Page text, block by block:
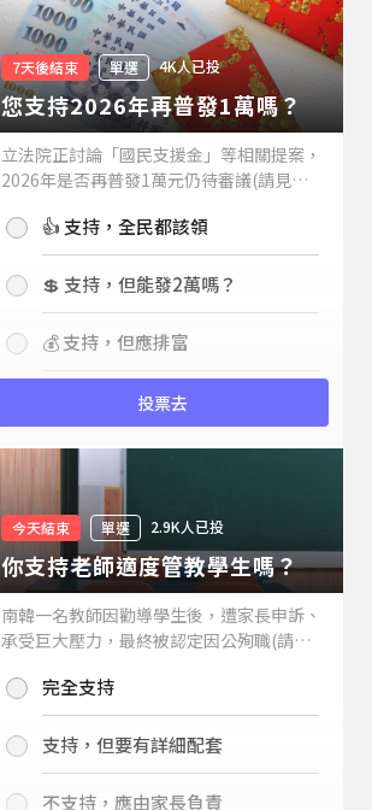
7天後結束 單選 4K人已投
您支持2026年再普發1萬嗎？
立法院正討論「國民支援金」等相關提案，
2026年是否再普發1萬元仍待審議(請見下
持嗎？👍 支持，全民都該領
💲 支持，但能發2萬嗎？
💰 支持，但應排富
投票去
今天結束 單選 2.9K人已投
你支持老師適度管教學生嗎？
南韓一名教師因勸導學生後，遭家長申訴、
承受巨大壓力，最終被認定因公殉職(請見
你支持老師適度管教學生嗎？
完全支持
支持，但要有詳細配套
不支持，應由家長負責